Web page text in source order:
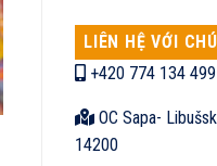
LIÊN HỆ VỚI
+420 774 134 499
OC Sapa-
14200